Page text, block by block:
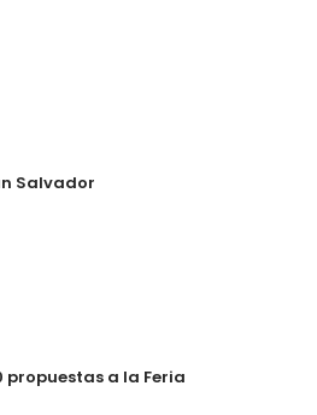
Salvador
propuestas a la Feria